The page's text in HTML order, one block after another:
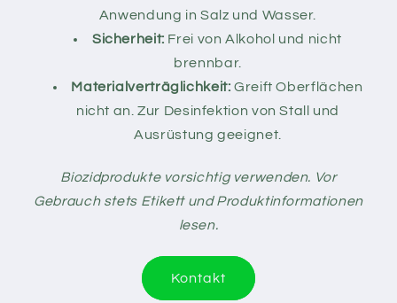
Anwendung in Salz und Wasser.
Sicherheit: Frei von Alkohol und nicht
brennbar.
Materialverträglichkeit: Greift Oberflächen
nicht an. Zur Desinfektion von Stall und
Ausrüstung geeignet.
Biozidprodukte vorsichtig verwenden. Vor
Gebrauch stets Etikett und Produktinformationen
lesen.
Kontakt